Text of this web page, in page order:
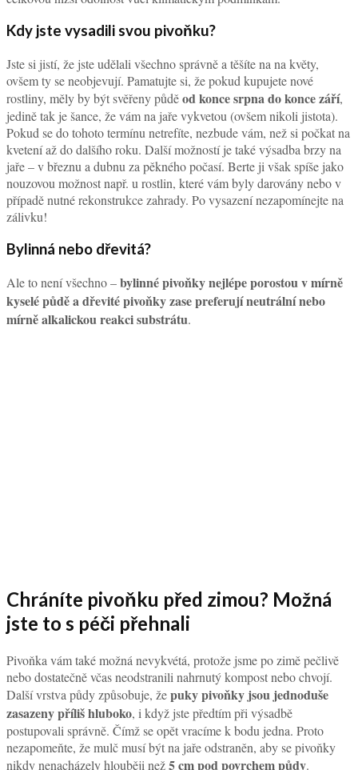
Kdy jste vysadili svou pivoňku?
Jste si jistí, že jste udělali všechno správně a těšíte na na květy,
ovšem ty se neobjevují. Pamatujte si, že pokud kupujete nové
rostliny, měly by být svěřeny půděod konce srpna do konce září,
jedině tak je šance, že vám na jaře vykvetou (ovšem nikoli jistota).
Pokud se do tohoto termínu netrefíte, nezbude vám, než si počkat na
kvetení až do dalšího roku. Další možností je také výsadba brzy na
jaře – v březnu a dubnu za pěkného počasí. Berte ji však spíše jako
nouzovou možnost např. u rostlin, které vám byly darovány nebo v
případě nutné rekonstrukce zahrady. Po vysazení nezapomínejte na
zálivku!
Bylinná nebo dřevitá?
Ale to není všechno –bylinné pivoňky nejlépe porostou v mírně
kyselé půdě a dřevité pivoňky zase preferují neutrální nebo
mírně alkalickou reakci substrátu.
Chráníte pivoňku před zimou? Možná
jste to s péči přehnali
Pivoňka vám také možná nevykvétá, protože jsme po zimě pečlivě
nebo dostatečně včas neodstranili nahrnutý kompost nebo chvojí.
Další vrstva půdy způsobuje, žepuky pivoňky jsou jednoduše
zasazeny příliš hluboko, i když jste předtím při výsadbě
postupovali správně. Čímž se opět vracíme k bodu jedna. Proto
nezapomeňte, že mulč musí být na jaře odstraněn, aby se pivoňky
nikdy nenacházely hlouběji než5 cmpod povrchem půdy.